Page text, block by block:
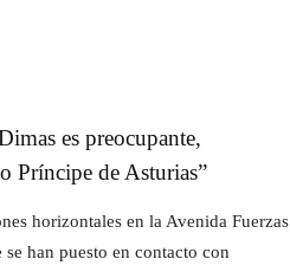
es preocupante,
Príncipe de Asturias”
horizontales en la Avenida Fuerzas
han puesto en contacto con